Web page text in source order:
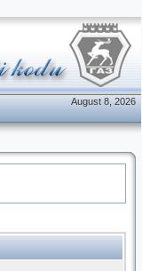
August 8, 2026